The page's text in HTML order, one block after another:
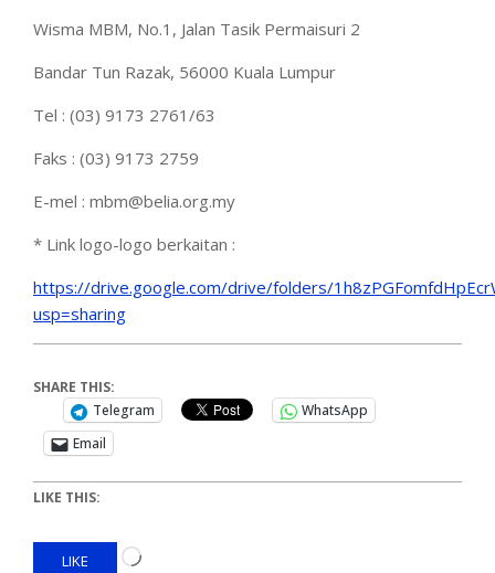
Wisma MBM, No.1, Jalan Tasik Permaisuri 2
Bandar Tun Razak, 56000 Kuala Lumpur
Tel : (03) 9173 2761/63
Faks : (03) 9173 2759
E-mel : mbm@belia.org.my
* Link logo-logo berkaitan :
https://drive.google.com/drive/folders/
usp=sharing
SHARE THIS:
Telegram
WhatsApp
Email
LIKE THIS:
LIKE